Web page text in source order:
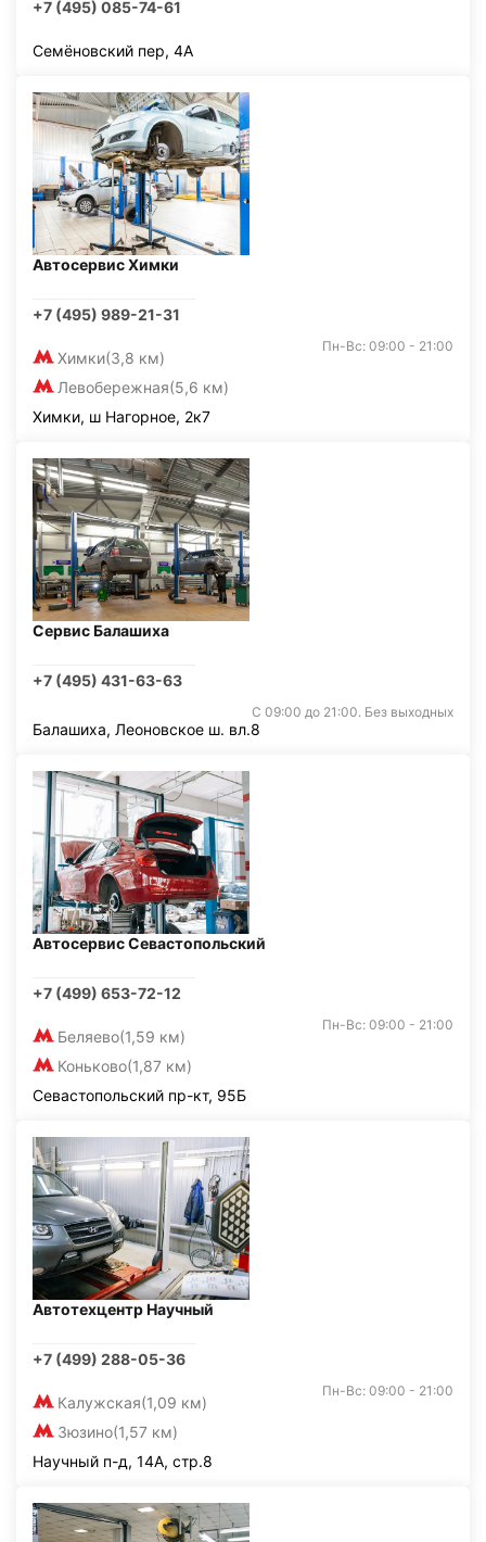
+7 (495) 085-74-61
Семёновский пер, 4А
Автосервис Химки
+7 (495) 989-21-31
Химки(3,8 км)
Левобережная(5,6 км)
Пн-Вс: 09:00 - 21:00
Химки, ш Нагорное, 2к7
Сервис Балашиха
+7 (495) 431-63-63
С 09:00 до 21:00. Без выходных
Балашиха, Леоновское ш. вл.8
Автосервис Севастопольский
+7 (499) 653-72-12
Беляево(1,59 км)
Коньково(1,87 км)
Пн-Вс: 09:00 - 21:00
Севастопольский пр-кт, 95Б
Автотехцентр Научный
+7 (499) 288-05-36
Калужская(1,09 км)
Зюзино(1,57 км)
Пн-Вс: 09:00 - 21:00
Научный п-д, 14А, стр.8